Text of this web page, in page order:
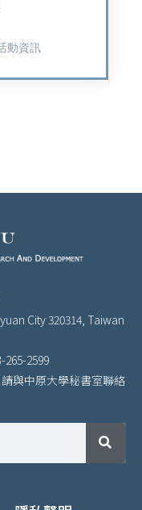
動資訊
City 320314, Taiwan
265-2599
與中原大學秘書室聯絡